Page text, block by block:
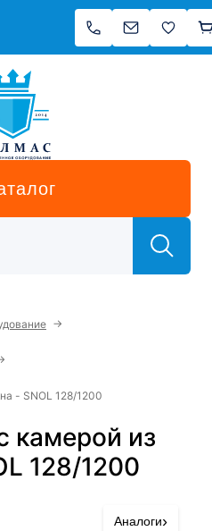
→
- SNOL 128/1200
камерой из
128/1200
Аналоги›